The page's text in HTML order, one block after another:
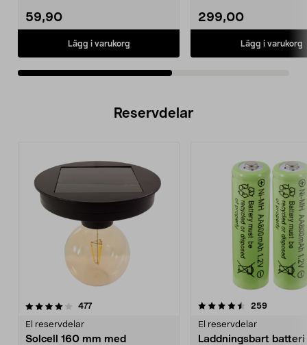
59,90
Lägg i varukorg
299,00
Lägg i varukorg
Reservdelar
477recensioner
El reservdelar
Solcell 160 mm med
4.5av 5 stjärnor 259
El reservdelar
Laddningsbart batteri
4.5av 5 stjärnor